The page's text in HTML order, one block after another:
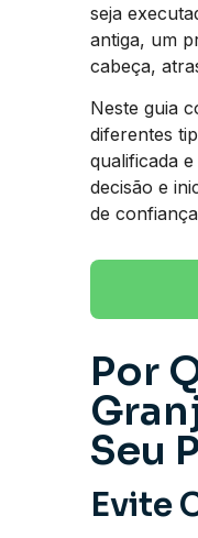
seja
antiga, um
cabeça,
Neste guia
diferentes
qualificada
decisão e
de
Por
Seu
Evite